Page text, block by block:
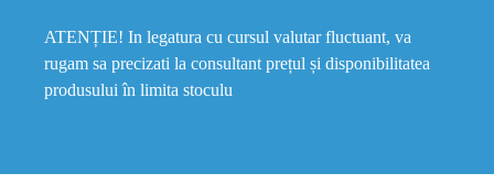
ATENȚIE! In legatura cu cursul valutar fluctuant, va
rugam sa precizati la consultant prețul și disponibilitatea
produsului în limita stoculu